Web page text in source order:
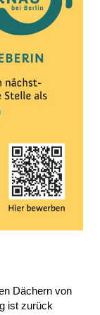
Dächern von
ist zurück